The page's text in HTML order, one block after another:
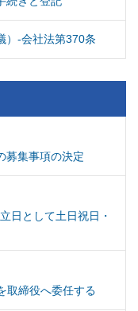
）-会社法第370条
募集事項の決定
日として土日祝日・
取締役へ委任する